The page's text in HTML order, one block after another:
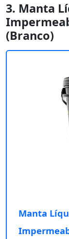
3. Manta
(Branco)
Manta